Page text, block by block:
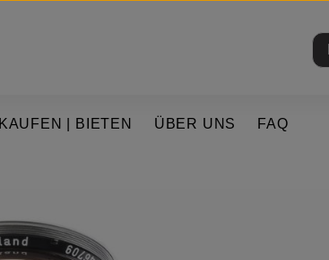
KAUFEN | BIETEN ÜBER UNS FAQ